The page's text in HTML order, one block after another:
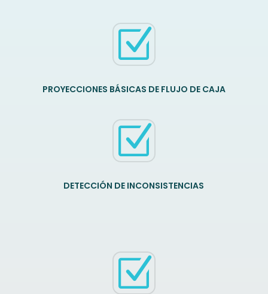
Z
PROYECCIONES BÁSICAS DE FLUJO DE CAJA
Z
DETECCIÓN DE INCONSISTENCIAS
Z